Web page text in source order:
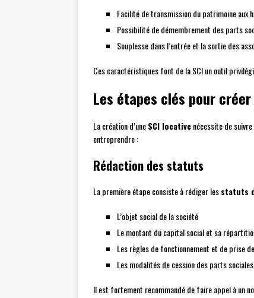
Facilité de transmission du patrimoine aux
Possibilité de démembrement des parts
Souplesse dans l’entrée et la sortie des
Ces caractéristiques font de la SCI un outil
Les étapes clés pour
La création d’uneSCI locativenécessite de
entreprendre :
Rédaction des statuts
La première étape consiste à rédiger lesstatuts
L’objet social de la société
Le montant du capital social et sa
Les règles de fonctionnement et de prise
Les modalités de cession des parts sociales
Il est fortement recommandé de faire appel à un